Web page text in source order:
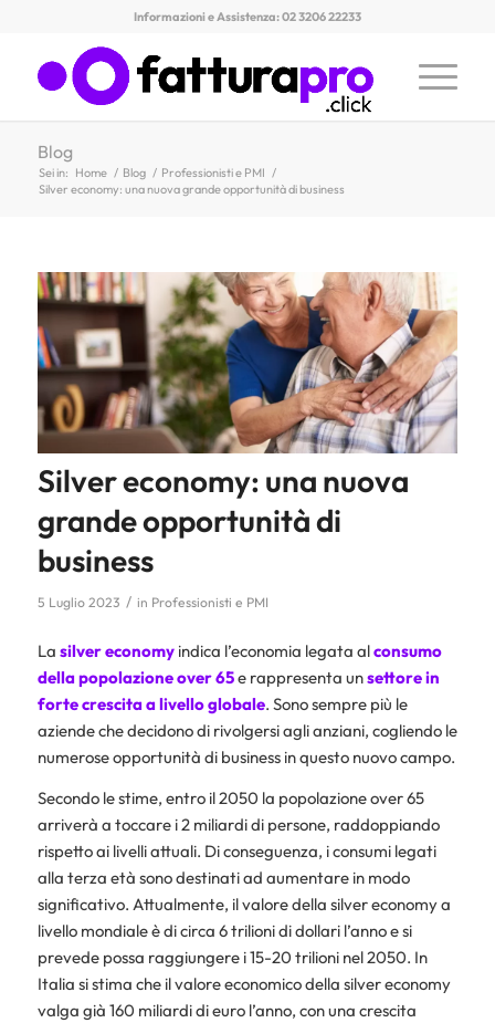
Informazioni e Assistenza: 02 3206 22233
Blog
Sei in: Home / Blog / Professionisti e PMI /
Silver economy: una nuova grande opportunità di business
Silver economy: una nuova
grande opportunità di
business
5 Luglio 2023 / in Professionisti e PMI
La silver economyindica l’economia legata alconsumo
della popolazione over 65e rappresenta unsettore in
forte crescita a livello globale. Sono sempre più le
aziende che decidono di rivolgersi agli anziani, cogliendo le
numerose opportunità di business in questo nuovo campo.
Secondo le stime, entro il 2050 la popolazione over 65
arriverà a toccare i 2 miliardi di persone, raddoppiando
rispetto ai livelli attuali. Di conseguenza, i consumi legati
alla terza età sono destinati ad aumentare in modo
significativo. Attualmente, il valore della silver economy a
livello mondiale è di circa 6 trilioni di dollari l’anno e si
prevede possa raggiungere i 15-20 trilioni nel 2050. In
Italia si stima che il valore economico della silver economy
valga già 160 miliardi di euro l’anno, con una crescita